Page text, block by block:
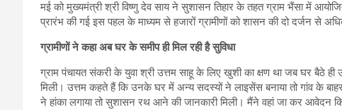
मई को मुख्यमंत्री श्री विष्णु देव साय ने सुशासन तिहार के तहत ग्राम भैंसा में
प्रारंभ की गई इस पहल के माध्यम से हजारों ग्रामीणों को शासन की दो दर्जन से
ग्रामीणों ने कहा अब घर के समीप ही मिल रही है सुविधा
ग्राम पंचायत संकरी के युवा श्री उत्तम साहू के लिए खुशी का क्षण था जब घर बैठे
मिली। उत्तम कहते हैं कि उनके घर में अन्य सदस्यों ने लाइसेंस बनाया तो गांव के
ने हांका लगाया तो सुशासन रथ आने की जानकारी मिली। मैंने वहां जा कर आवेदन